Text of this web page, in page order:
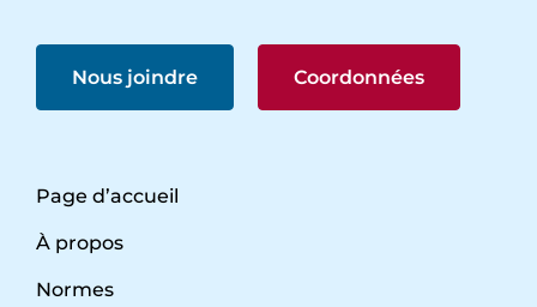
Nous joindre Coordonnées
Page d’accueil
À propos
Normes